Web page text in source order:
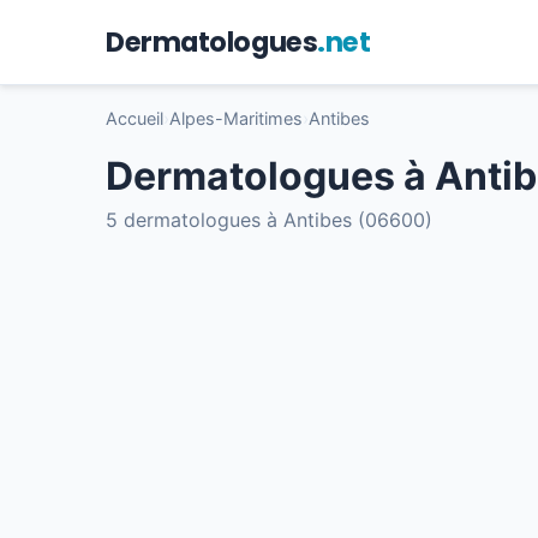
Dermatologues.net
Accueil Alpes-Maritimes Antibes
Dermatologues à
5 dermatologues à Antibes (06600)